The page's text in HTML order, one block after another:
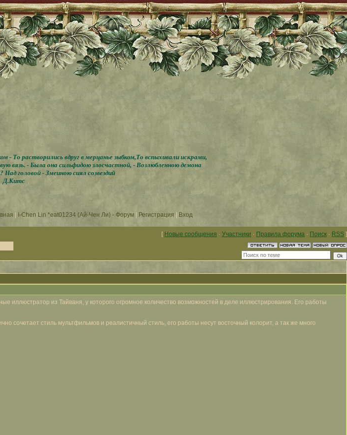
- То растворились вдруг в мерцанье зыбком,То вспыхивали искрами,
вязь. - Была она сильфидою злосчастной, - Возлюбленною демона
головой - Змеиною сиял созвездий
Д.Китс
I-Chen Lin *eat01234 (Ай-Чен Ли) - Форум Регистрация Вход
[ Новые сообщения · Участники · Правила форума · Поиск · RSS ]
иллюстратор из Тайваня, у которого огромное количество возможностей в деле иллюстрирования. Его работы
сочетает стиль мультфильмов и реалистичный стиль, его работы несут восточный колорит, а так же много